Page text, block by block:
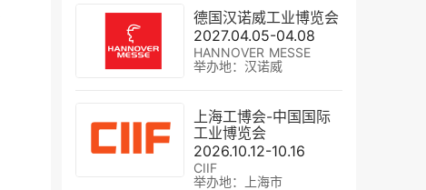
德国汉诺威工业博览会
2027.04.05-04.08
HANNOVER MESSE
举办地：汉诺威
上海工博会-中国国际
工业博览会
2026.10.12-10.16
CIIF
举办地：上海市